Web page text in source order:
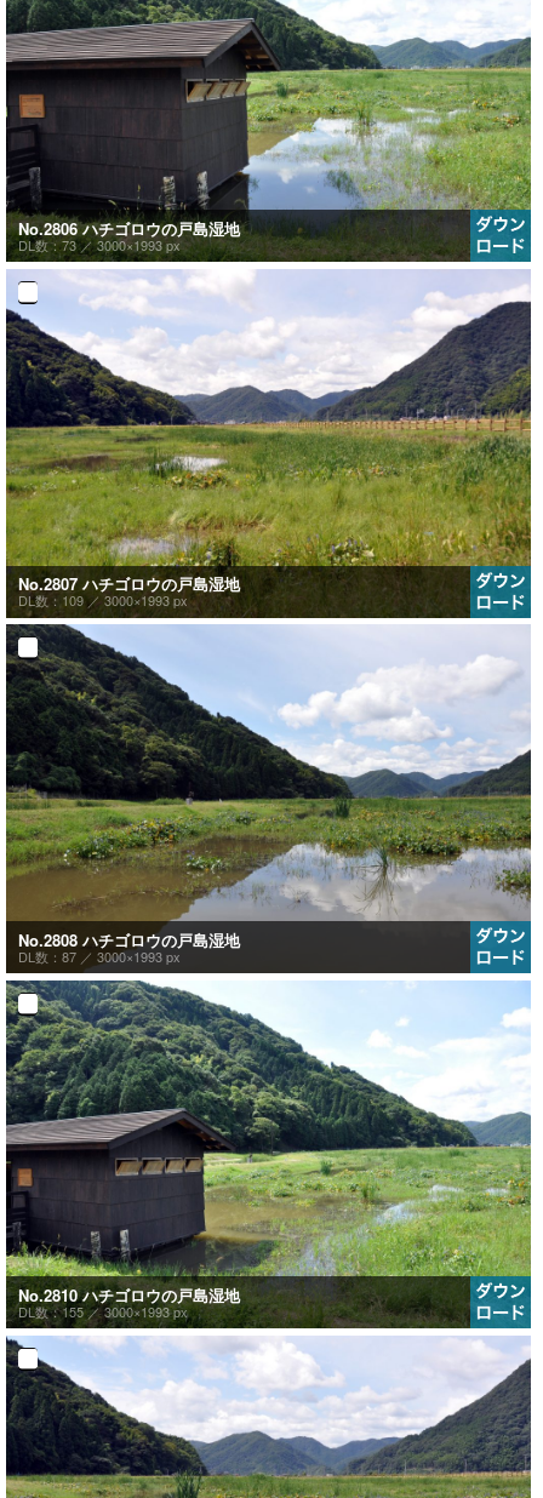
No.2806 ハチゴロウの戸島湿地
DL数：73 ／3000×1993 px
No.2807 ハチゴロウの戸島湿地
DL数：109 ／ 3000×1993 px
No.2808 ハチゴロウの戸島湿地
DL数：87 ／ 3000×1993 px
No.2810 ハチゴロウの戸島湿地
DL数：155 ／3000×1993 px